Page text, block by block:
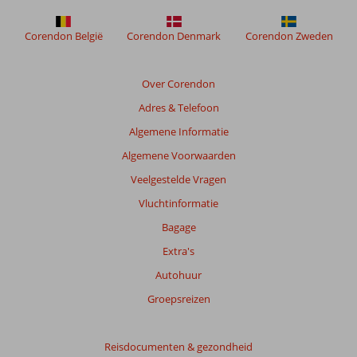
om
de
Over Corendon
Adres & Telefoon
Algemene Informatie
Algemene Voorwaarden
Veelgestelde Vragen
Vluchtinformatie
Bagage
Extra's
Autohuur
Groepsreizen
Reisdocumenten & gezondheid
Corendon België Corendon Denmark Corendon Zweden